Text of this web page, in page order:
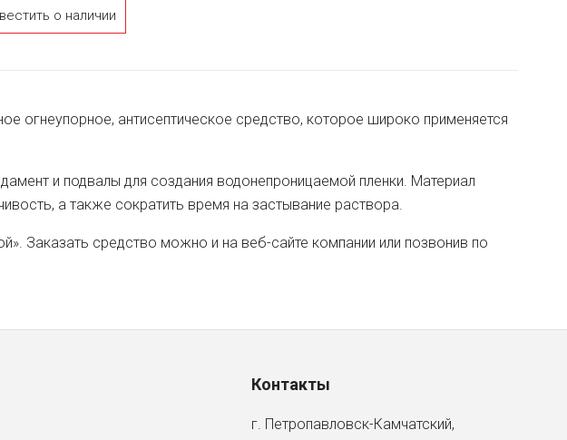
о наличии
огнеупорное, антисептическое средство, которое широко применяется
и подвалы для создания водонепроницаемой пленки. Материал
а также сократить время на застывание раствора.
Заказать средство можно и на веб-сайте компании или позвонив по
Контакты
г. Петропавловск-Камчатский,